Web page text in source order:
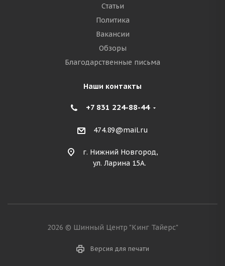
Статьи
Политика
Вакансии
Обзоры
Благодарственные письма
Наши контакты
+7 831 224-88-44
474.89@mail.ru
г. Нижний Новгород,
ул. Ларина 15А.
2026 © Шинный Центр "Кинг Тайерс"
Версия для печати